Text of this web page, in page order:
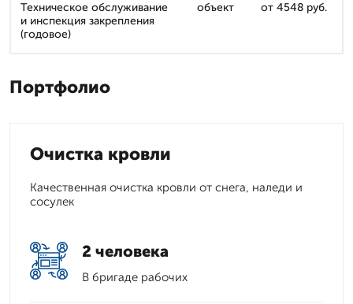
Техническое обслуживание
и инспекция закрепления
(годовое)
объект от 4548 руб.
Портфолио
Очистка кровли
Качественная очистка кровли от снега, наледи и
сосулек
2 человека
В бригаде рабочих